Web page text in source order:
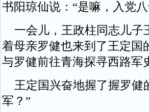
书阳琼仙说：“是嘛，入党
一会儿，王政柱同志儿子
着母亲罗健也来到了王定国
与罗健前往青海探寻西路军
王定国兴奋地握了握罗健
军？”